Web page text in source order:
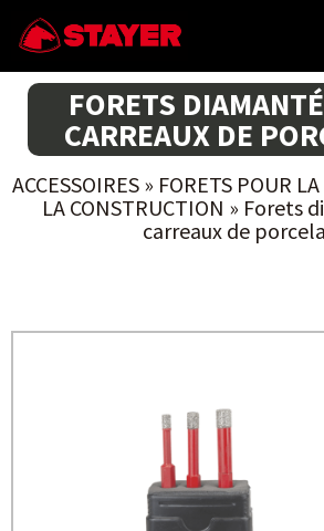
FORETS
CARREAUX DE
ACCESSOIRES» FORETS POUR
LA CONSTRUCTION » Forets
carreaux de